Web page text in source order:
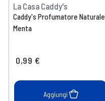
La Casa Caddy's
Caddy's Profumatore Naturale
Menta
0,99 €
Aggiungi